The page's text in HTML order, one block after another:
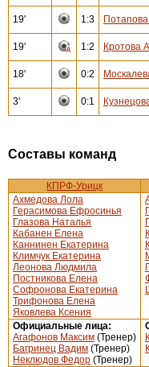
19' 1:3
19' 1:2 Кротова
18' 0:2
3' 0:1
Составы команд
КПРФ-Урицк
Ахмедова Лола
Герасимова Ефросинья
Глазова Наталья
Кабанен Елена
Каннинен Екатерина
Климчук Екатерина
Леонова Людмила
Постникова Елена
Софронова Екатерина
Трифонова Елена
Яковлева Ксения
Официальные лица:
Агафонов Максим (Тренер)
Багринец Вадим (Тренер)
Неклюдов Федор (Тренер)